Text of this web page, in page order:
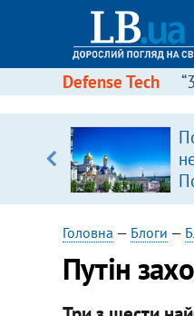
Defense Tech
Головна — Блоги —
Путін